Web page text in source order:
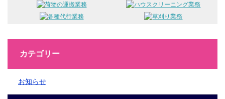
カテゴリー
お知らせ